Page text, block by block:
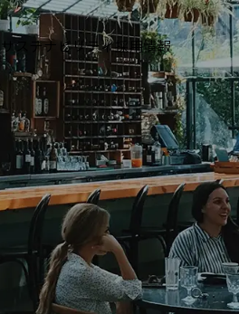
サステナビリティ採用情報
運営ホテル
IR・投資家情報
IRニュース
IRカレンダー
IRライブラリ